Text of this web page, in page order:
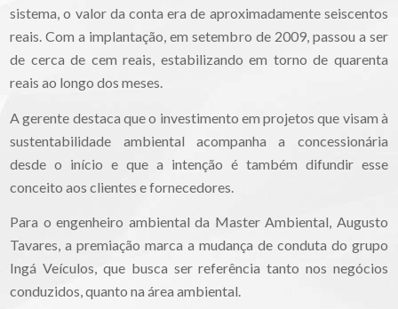
sistema, o valor da conta era de aproximadamente seiscentos
reais. Com a implantação, em setembro de 2009, passou a ser
de cerca de cem reais, estabilizando em torno de quarenta
reais ao longo dos meses.
A gerente destaca que o investimento em projetos que visam à
sustentabilidade ambiental acompanha a concessionária
desde o início e que a intenção é também difundir esse
conceito aos clientes e fornecedores.
Para o engenheiro ambiental da Master Ambiental, Augusto
Tavares, a premiação marca a mudança de conduta do grupo
Ingá Veículos, que busca ser referência tanto nos negócios
conduzidos, quanto na área ambiental.